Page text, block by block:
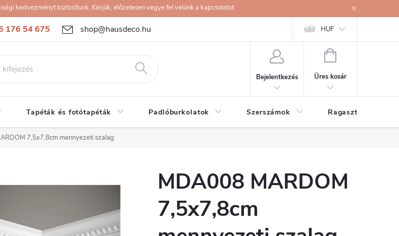
kedvezményt biztosítunk. Kérjük, előzetesen vegye fel velünk a kapcsolatot.
176 54 675 shop@hausdeco.hu HUF
Bejelentkezés
KOSÁR
Üres kosár
Tapéták és fotótapéták Padlóburkolatok Szerszámok Ragasztók
7,5x7,8cm mennyezeti szalag
MDA008 MARDOM
7,5x7,8cm